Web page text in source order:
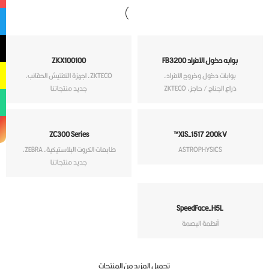
بوابه دخول الافراد FB3200
بوابات دخول وخروج الافراد,
ذراع الجناح / حاجز,
ZKTECO
ZKX100100
ZKTECO
,اجهزة التفتيش الحقائب,
جديد منتجاتنا
XIS-1517 200kV™
ASTROPHYSICS
ZC300 Series
طابعات الكروت البلاستيكية,
ZEBRA
,
جديد منتجاتنا
SpeedFace-H5L
أنظمة البصمة
تحميل المزيد من المنتجات